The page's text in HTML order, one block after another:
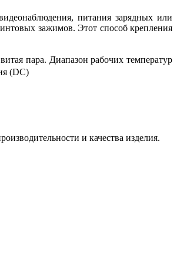
питания зарядных или
зажимов. Этот способ крепления
пара. Диапазон рабочих температур
(DC)
и качества изделия.